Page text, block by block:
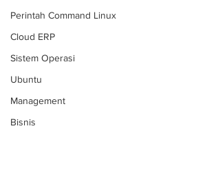
Perintah Command Linux
Cloud ERP
Sistem Operasi
Ubuntu
Management
Bisnis